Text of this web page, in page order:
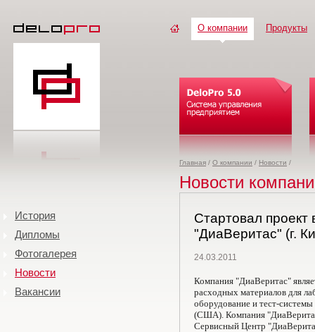
О компании Продукты
Главная / О компании / Новости /
История
Дипломы
Фотогалерея
Новости
Вакансии
Новости
Стартовал
"ДиаВеритас" (г.
24.03.2011
Компания "ДиаВеритас"
расходных материалов для
оборудование и тест-
(США). Компания
Сервисный Центр